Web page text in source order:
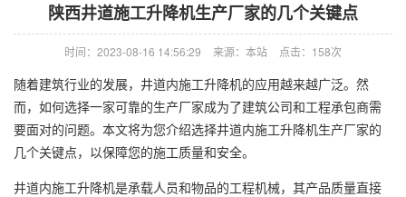
陕西井道施工升降机生产厂家的几个关键点
时间：2023-08-16 14:56:29 来源：本站 点击：158次
随着建筑行业的发展，井道内施工升降机的应用越来越广泛。然
而，如何选择一家可靠的生产厂家成为了建筑公司和工程承包商需
要面对的问题。本文将为您介绍选择井道内施工升降机生产厂家的
几个关键点，以保障您的施工质量和安全。
井道内施工升降机是承载人员和物品的工程机械，其产品质量直接